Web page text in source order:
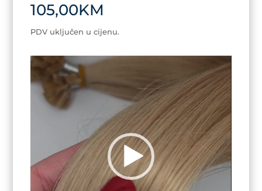
105,00KM
PDV uključen u cijenu.
Video
Player